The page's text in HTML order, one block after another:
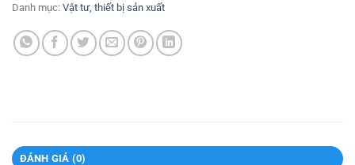
Danh mục: Vật tư, thiết bị sản xuất
ĐÁNH GIÁ (0)